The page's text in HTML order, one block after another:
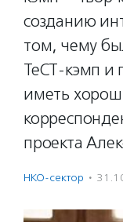
созданию
том, чему
ТеСТ-кэмп и
иметь
проекта
НКО-сектор ·